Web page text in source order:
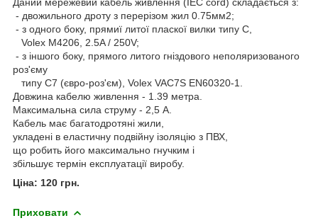
- двожильного дроту з перерізом жил 0.75мм2;
- з одного боку, прямиї литої пласкої вилки типу С,
Volex M4206, 2.5A / 250V;
- з іншого боку, прямого литого гніздового неполяризованого
роз'єму
типу C7 (євро-роз'єм), Volex VAC7S EN60320-1.
Довжина кабелю живлення - 1.39 метра.
Максимальна сила струму - 2,5 А.
Кабель має багатодротяні жили,
укладені в еластичну подвійну ізоляцію з ПВХ,
що робить його максимально гнучким і
збільшує термін експлуатації виробу.
Ціна: 120 грн.
Приховати